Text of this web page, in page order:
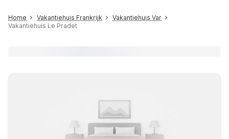
Home Vakantiehuis Frankrijk
Vakantiehuis Var
Vakantiehuis Le Pradet